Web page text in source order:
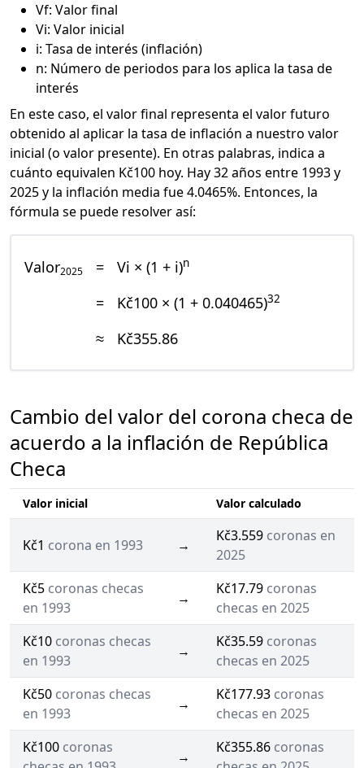
Vf: Valor final
Vi: Valor inicial
i: Tasa de interés (inflación)
n: Número de periodos para los aplica la tasa de
interés
En este caso, el valor final representa el valor futuro
obtenido al aplicar la tasa de inflación a nuestro valor
inicial (o valor presente). En otras palabras, indica a
cuánto equivalen Kč100 hoy. Hay 32 años entre 1993 y
2025 y la inflación media fue 4.0465%. Entonces, la
fórmula se puede resolver así:
Valor2025 = Vi × (1 + i)n
= Kč100 × (1 + 0.040465)32
≈ Kč355.86
Cambio del valor del corona checa de
acuerdo a la inflación de República
Checa
Valor inicial Valor calculado
Kč1 corona en 1993 →
Kč3.559 coronas en
2025
Kč5 coronas checas
en 1993
→
Kč17.79 coronas
checas en 2025
Kč10 coronas checas
en 1993
→
Kč35.59 coronas
checas en 2025
Kč50 coronas checas
en 1993
→
Kč177.93 coronas
checas en 2025
Kč100 coronas
→
Kč355.86 coronas